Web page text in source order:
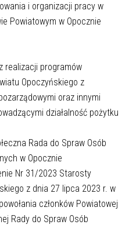
i organizacji pracy w
Powiatowym w Opocznie
realizacji programów
Opoczyńskiego z
oraz innymi
działalność pożytku
Rada do Spraw Osób
w Opocznie
Nr 31/2023 Starosty
z dnia 27 lipca 2023 r. w
członków Powiatowej
Rady do Spraw Osób